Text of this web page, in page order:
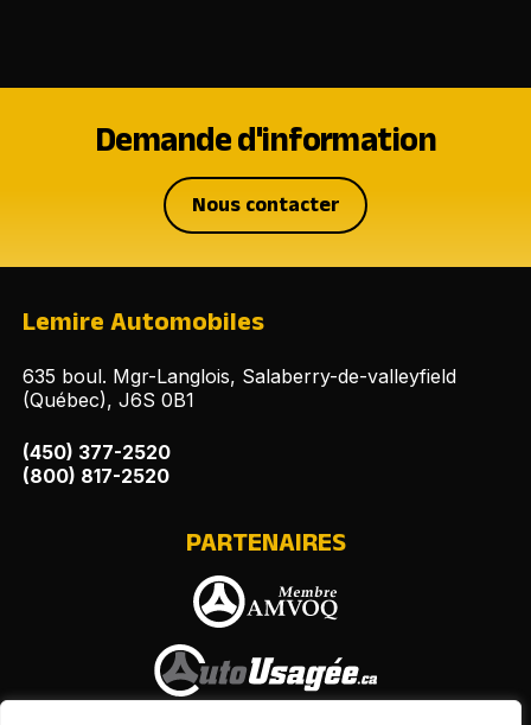
Demande d'information
Nous contacter
Lemire Automobiles
635 boul. Mgr-Langlois, Salaberry-de-valleyfield
(Québec), J6S 0B1
(450) 377-2520
(800) 817-2520
PARTENAIRES